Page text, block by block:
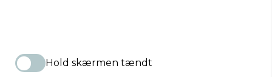
Hold skærmen tændt